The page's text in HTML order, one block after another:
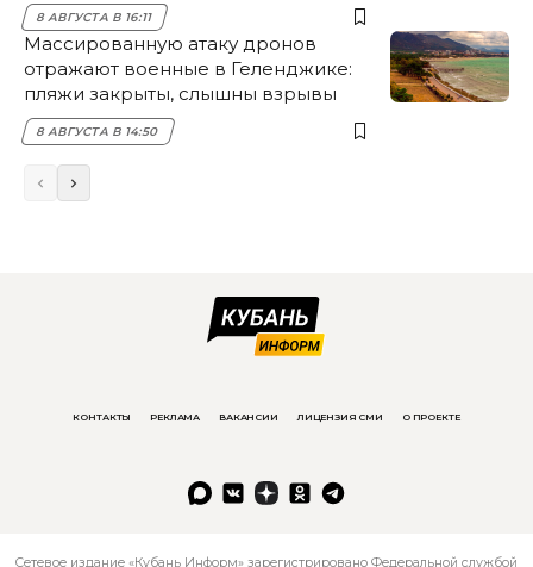
8 АВГУСТА В 16:11
Массированную атаку дронов
отражают военные в Геленджике:
пляжи закрыты, слышны взрывы
8 АВГУСТА В 14:50
КОНТАКТЫ РЕКЛАМА ВАКАНСИИ ЛИЦЕНЗИЯ СМИ О ПРОЕКТЕ
Сетевое издание «Кубань Информ» зарегистрировано Федеральной службой